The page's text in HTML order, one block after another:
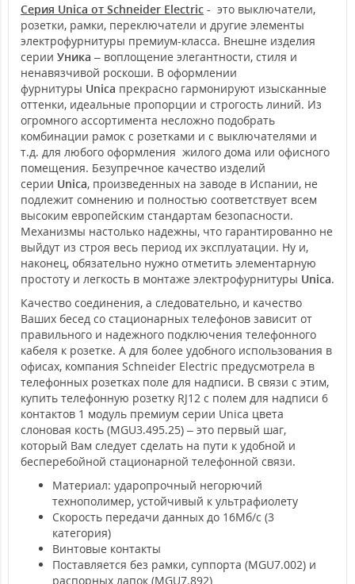
Серия Unica от Schneider Electric - это выключатели,
розетки, рамки, переключатели и другие элементы
электрофурнитуры премиум-класса. Внешне изделия
серии Уника – воплощение элегантности, стиля и
ненавязчивой роскоши. В оформлении
фурнитуры Unica прекрасно гармонируют изысканные
оттенки, идеальные пропорции и строгость линий. Из
огромного ассортимента несложно подобрать
комбинации рамок с розетками и с выключателями и
т.д. для любого оформления жилого дома или офисного
помещения. Безупречное качество изделий
серии Unica, произведенных на заводе в Испании, не
подлежит сомнению и полностью соответствует всем
высоким европейским стандартам безопасности.
Механизмы настолько надежны, что гарантированно не
выйдут из строя весь период их эксплуатации. Ну и,
наконец, обязательно нужно отметить элементарную
простоту и легкость в монтаже электрофурнитуры Unica.
Качество соединения, а следовательно, и качество
Ваших бесед со стационарных телефонов зависит от
правильного и надежного подключения телефонного
кабеля к розетке. А для более удобного использования в
офисах, компания Schneider Electric предусмотрела в
телефонных розетках поле для надписи. В связи с этим,
купить телефонную розетку RJ12 с полем для надписи 6
контактов 1 модуль премиум серии Unica цвета
слоновая кость (MGU3.495.25) – это первый шаг,
который Вам следует сделать на пути к удобной и
бесперебойной стационарной телефонной связи.
Материал: ударопрочный негорючий
технополимер, устойчивый к ультрафиолету
Скорость передачи данных до 16Мб/с (3
категория)
Винтовые контакты
Поставляется без рамки, суппорта (MGU7.002) и
распорных лапок (MGU7.892)